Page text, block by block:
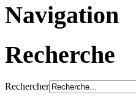
Navigation
Recherche
Rechercher